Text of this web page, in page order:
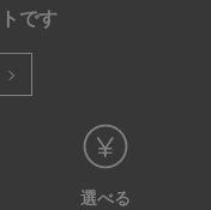
です
選べる